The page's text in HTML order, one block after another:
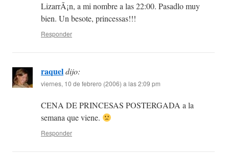
LizarrÃ¡n, a mi nombre a las 22:00. Pasadlo muy
bien. Un besote, princessas!!!
Responder
raqueldijo:
viernes, 10 de febrero (2006) a las 2:09 pm
CENA DE PRINCESAS POSTERGADA a la
semana que viene.
Responder